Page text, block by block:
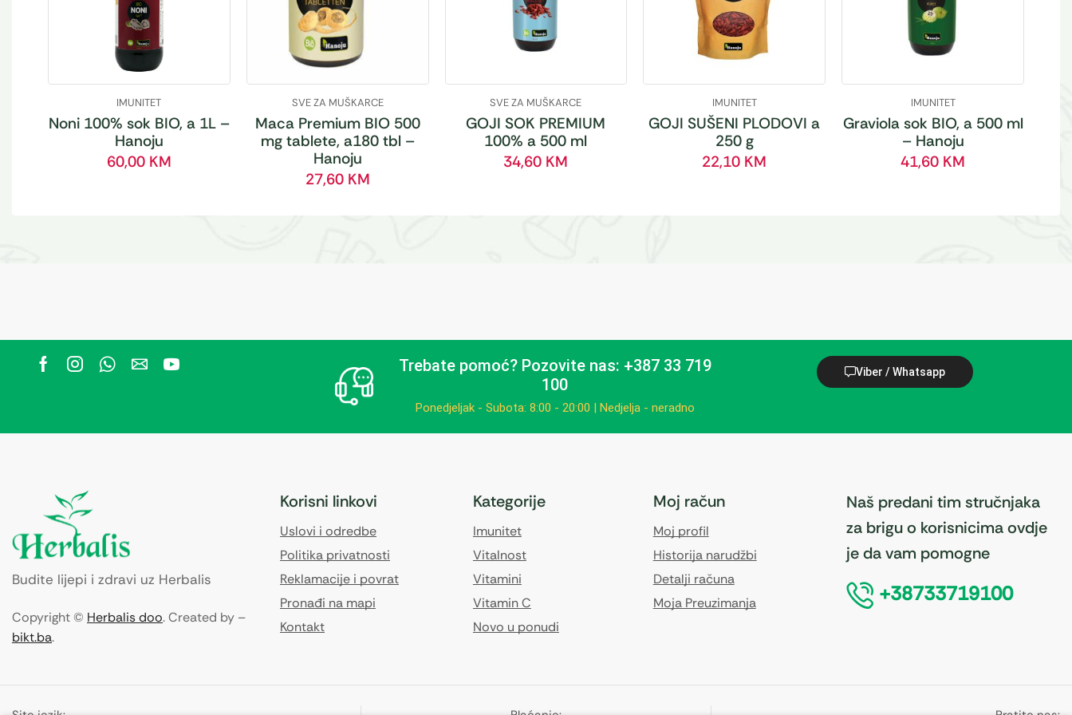
IMUNITET
Noni 100% sok BIO, a 1L –
Hanoju
60,00 KM
SVE ZA MUŠKARCE
Maca Premium BIO 500
mg tablete, a180 tbl –
Hanoju
27,60 KM
SVE ZA MUŠKARCE
GOJI SOK PREMIUM
100% a 500 ml
34,60 KM
IMUNITET
GOJI SUŠENI PLODOVI a
250 g
22,10 KM
IMUNITET
Graviola sok BIO, a 500 ml
– Hanoju
41,60 KM
Trebate pomoć?Pozovite nas: +387 33 719
100
Ponedjeljak - Subota: 8:00 - 20:00 | Nedjelja - neradno
Viber / Whatsapp
Budite lijepi i zdravi uz Herbalis
Copyright © Herbalis doo. Created by –
bikt.ba.
Korisni linkovi
Uslovi i odredbe
Politika privatnosti
Reklamacije i povrat
Pronađi na mapi
Kontakt
Kategorije
Imunitet
Vitalnost
Vitamini
Vitamin C
Novo u ponudi
Moj račun
Moj profil
Historija narudžbi
Detalji računa
Moja Preuzimanja
Naš predani tim stručnjaka
za brigu o korisnicima ovdje
je da vam pomogne
+38733719100